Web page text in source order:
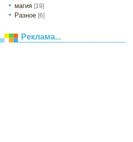
магия [19]
Разное [6]
Реклама...